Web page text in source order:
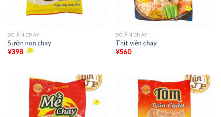
ĐỒ ĂN CHAY
Sườn non chay
¥398
ĐỒ ĂN CHAY
Thịt viên chay
¥560